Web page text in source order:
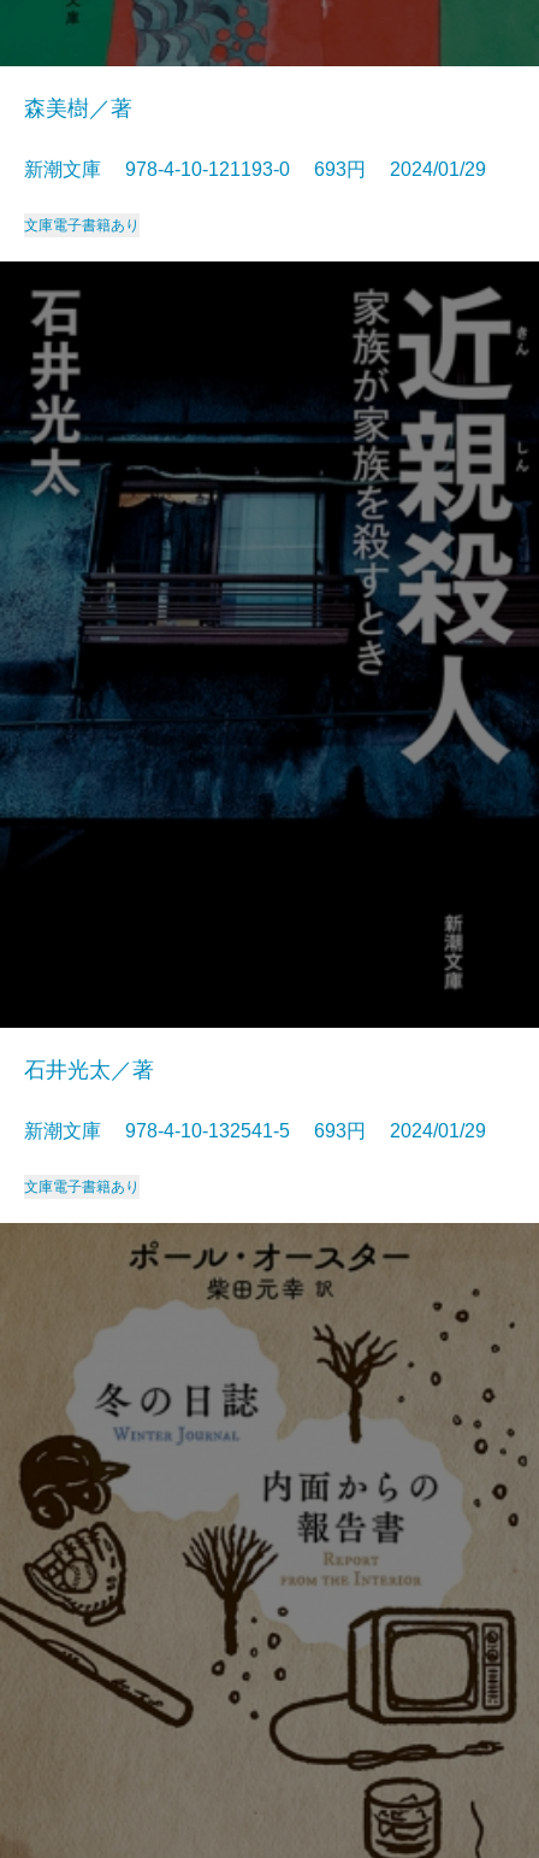
森美樹／著
新潮文庫 978-4-10-121193-0 693円 2024/01/29
文庫電子書籍あり
石井光太／著
新潮文庫 978-4-10-132541-5 693円 2024/01/29
文庫電子書籍あり